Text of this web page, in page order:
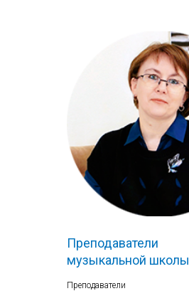
Преподаватели
музыкальной школы
Преподаватели